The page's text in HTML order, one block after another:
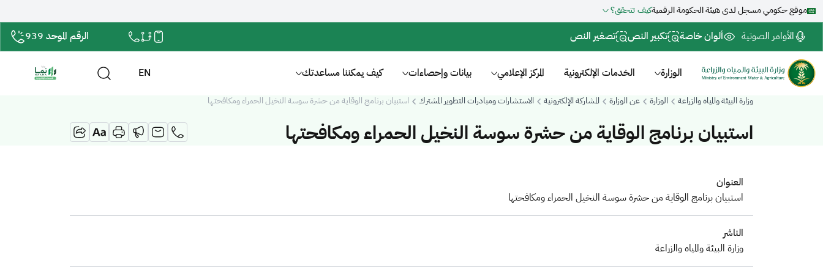
موقع حكومي مسجل لدى هيئة الحكومة الرقميةكيف تتحقق؟
الأوامر الصوتية ألوان خاصة تكبير النص تصغير النص الرقم الموحد 939
الوزارة الخدمات الإلكترونية المركز الإعلامي بيانات وإحصاءات كيف يمكننا مساعدتك EN
وزارة البيئة والمياه والزراعة الوزارة عن الوزارة المشاركة الإلكترونية الاستشارات ومبادرات التطوير المشترك استبيان برنامج الوقاية من حشرة سوسة النخيل الحمراء ومكافحتها
استبيان برنامج الوقاية من حشرة سوسة النخيل الحمراء ومكافحتها
العنوان
استبيان برنامج الوقاية من حشرة سوسة النخيل الحمراء ومكافحتها
الناشر
وزارة البيئة والمياه والزراعة